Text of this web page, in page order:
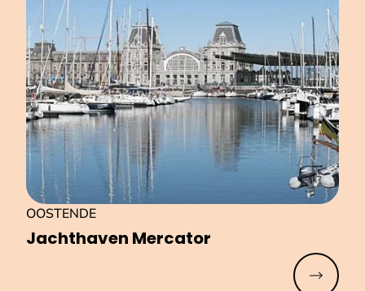
Jachthaven Mercator
OOSTENDE
Meer